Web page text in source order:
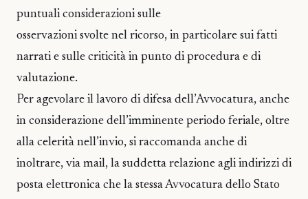
puntuali considerazioni sulle
osservazioni svolte nel ricorso, in particolare sui fatti
narrati e sulle criticità in punto di procedura e di
valutazione.
Per agevolare il lavoro di difesa dell’Avvocatura, anche
in considerazione dell’imminente periodo feriale, oltre
alla celerità nell’invio, si raccomanda anche di
inoltrare, via mail, la suddetta relazione agli indirizzi di
posta elettronica che la stessa Avvocatura dello Stato